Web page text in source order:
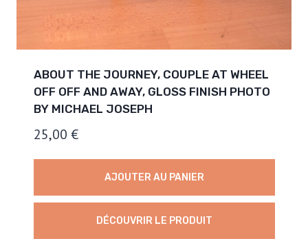
ABOUT THE JOURNEY, COUPLE AT WHEEL
OFF OFF AND AWAY, GLOSS FINISH PHOTO
BY MICHAEL JOSEPH
25,00 €
AJOUTER AU PANIER
DÉCOUVRIR LE PRODUIT